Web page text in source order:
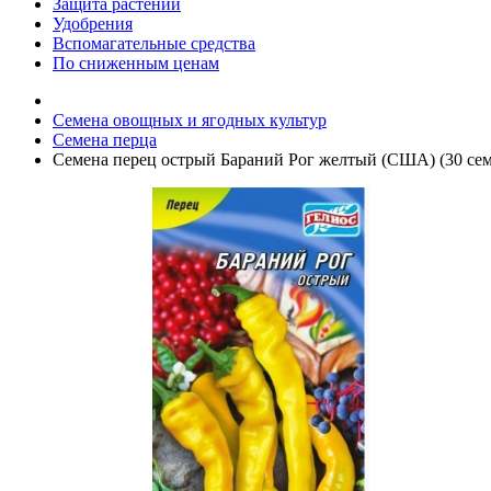
Защита растений
Удобрения
Вспомагательные средства
По сниженным ценам
Семена овощных и ягодных культур
Семена перца
Семена перец острый Бараний Рог желтый (США) (30